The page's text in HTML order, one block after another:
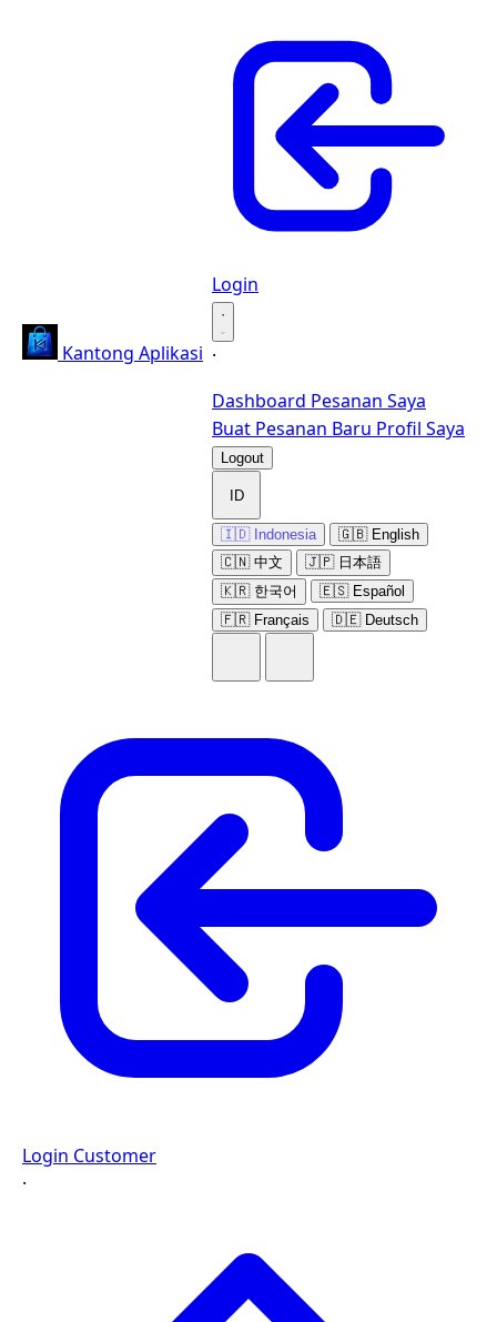
Kantong Aplikasi
Login
·
·
Dashboard Pesanan Saya
Buat Pesanan Baru Profil Saya
Logout
ID
🇮🇩 Indonesia
🇬🇧 English
🇨🇳 中文
🇯🇵 日本語
🇰🇷 한국어
🇪🇸 Español
🇫🇷 Français
🇩🇪 Deutsch
Login Customer
·